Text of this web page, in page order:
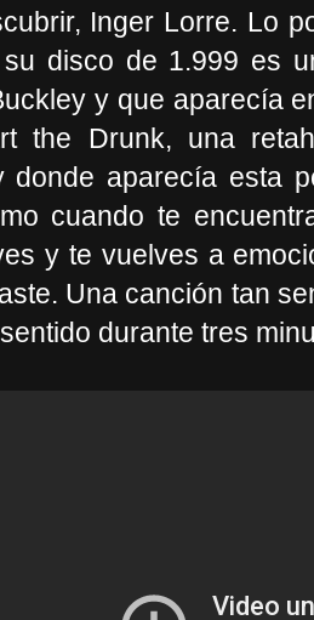
Inger Lorre. Lo
disco de 1.999 es
y que aparecía
the Drunk, una
donde aparecía esta
cuando te
y te vuelves a
Una canción tan
durante tres